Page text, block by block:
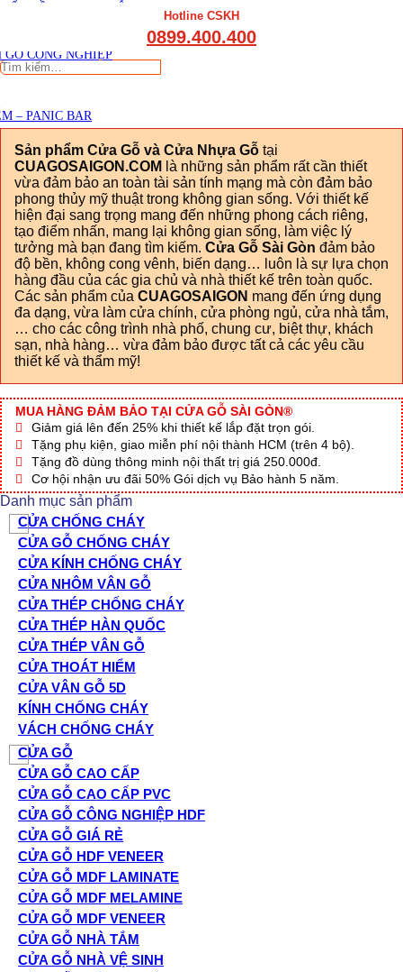
GỖ CÔNG NGHIỆP
– PANIC BAR
Hotline CSKH
0899.400.400
Tìm
Sản phẩm Cửa Gỗ và Cửa Nhựa Gỗ tại
CUAGOSAIGON.COM là những sản phẩm rất cần thiết
vừa đảm bảo an toàn tài sản tính mạng mà còn đảm bảo
phong thủy mỹ thuật trong không gian sống. Với thiết kế
hiện đại sang trọng mang đến những phong cách riêng,
tạo điểm nhấn, mang lại không gian sống, làm việc lý
tưởng mà bạn đang tìm kiếm. Cửa Gỗ Sài Gòn đảm bảo
độ bền, không cong vênh, biến dạng… luôn là sự lựa chọn
hàng đầu của các gia chủ và nhà thiết kế trên toàn quốc.
Các sản phẩm của CUAGOSAIGON mang đến ứng dụng
đa dạng, vừa làm cửa chính, cửa phòng ngủ, cửa nhà tắm,
… cho các công trình nhà phố, chung cư, biệt thự, khách
sạn, nhà hàng… vừa đảm bảo được tất cả các yêu cầu
thiết kế và thẩm mỹ!
MUA HÀNG ĐẢM BẢO TẠI CỬA GỖ SÀI GÒN®
Giảm giá lên đến 25% khi thiết kế lắp đặt trọn gói.
Tặng phụ kiện, giao miễn phí nội thành HCM (trên 4 bộ).
Tặng đồ dùng thông minh nội thất trị giá 250.000đ.
Cơ hội nhận ưu đãi 50% Gói dịch vụ Bảo hành 5 năm.
Danh mục sản phẩm
CỬA CHỐNG CHÁY
CỬA GỖ CHỐNG CHÁY
CỬA KÍNH CHỐNG CHÁY
CỬA NHÔM VÂN GỖ
CỬA THÉP CHỐNG CHÁY
CỬA THÉP HÀN QUỐC
CỬA THÉP VÂN GỖ
CỬA THOÁT HIỂM
CỬA VÂN GỖ 5D
KÍNH CHỐNG CHÁY
VÁCH CHỐNG CHÁY
CỬA GỖ
CỬA GỖ CAO CẤP
CỬA GỖ CAO CẤP PVC
CỬA GỖ CÔNG NGHIỆP HDF
CỬA GỖ GIÁ RẺ
CỬA GỖ HDF VENEER
CỬA GỖ MDF LAMINATE
CỬA GỖ MDF MELAMINE
CỬA GỖ MDF VENEER
CỬA GỖ NHÀ TẮM
CỬA GỖ NHÀ VỆ SINH